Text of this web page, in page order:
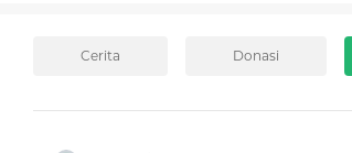
Cerita Donasi